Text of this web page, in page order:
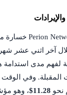
آخر اثني عشر
لفهم مدى استدامة
المقبلة. وفي الوقت
نحو $11.28، وهو